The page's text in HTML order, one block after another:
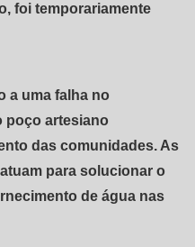
foi temporariamente
a uma falha no
poço artesiano
das comunidades. As
para solucionar o
de água nas